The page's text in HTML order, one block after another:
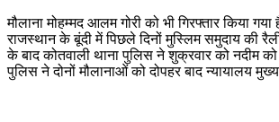
मौलाना मोहम्मद आलम गोरी को भी गिरफ्तार किया गया
राजस्थान के बूंदी में पिछले दिनों मुस्लिम समुदाय की
के बाद कोतवाली थाना पुलिस ने शुक्रवार को नदीम
पुलिस ने दोनों मौलानाओं को दोपहर बाद न्यायालय